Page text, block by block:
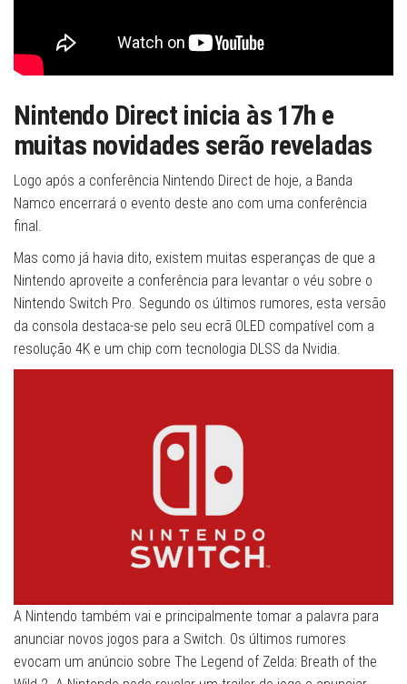
Nintendo Direct inicia às 17h e
muitas novidades serão reveladas
Logo após a conferência Nintendo Direct de hoje, a Banda
Namco encerrará o evento deste ano com uma conferência
final.
Mas como já havia dito, existem muitas esperanças de que a
Nintendo aproveite a conferência para levantar o véu sobre o
Nintendo Switch Pro. Segundo os últimos rumores, esta versão
da consola destaca-se pelo seu ecrã OLED compatível com a
resolução 4K e um chip com tecnologia DLSS da Nvidia.
A Nintendo também vai e principalmente tomar a palavra para
anunciar novos jogos para a Switch. Os últimos rumores
evocam um anúncio sobre The Legend of Zelda: Breath of the